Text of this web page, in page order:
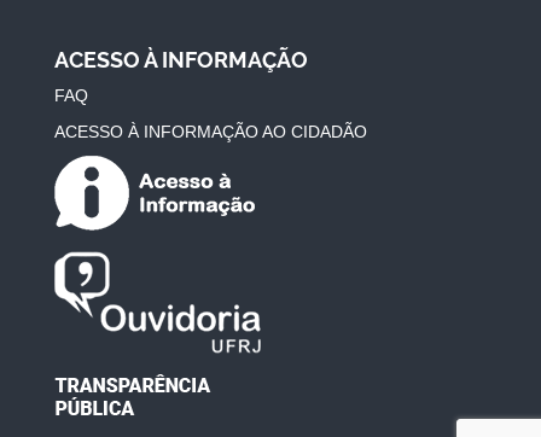
ACESSO À INFORMAÇÃO
FAQ
ACESSO À INFORMAÇÃO AO CIDADÃO